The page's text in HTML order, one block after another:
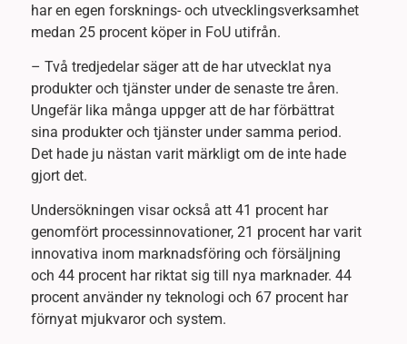
har en egen forsknings- och utvecklingsverksamhet
medan 25 procent köper in FoU utifrån.
– Två tredjedelar säger att de har utvecklat nya
produkter och tjänster under de senaste tre åren.
Ungefär lika många uppger att de har förbättrat
sina produkter och tjänster under samma period.
Det hade ju nästan varit märkligt om de inte hade
gjort det.
Undersökningen visar också att 41 procent har
genomfört processinnovationer, 21 procent har varit
innovativa inom marknadsföring och försäljning
och 44 procent har riktat sig till nya marknader. 44
procent använder ny teknologi och 67 procent har
förnyat mjukvaror och system.